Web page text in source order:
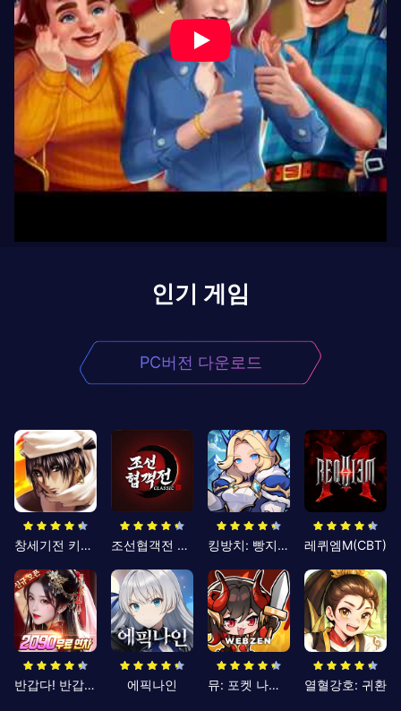
인기 게임
PC버전 다운로드
창세기전 키우기 조선협객전 클래식 킹방치: 빵지의 제왕 레퀴엠M(CBT)
반갑다! 반갑삼국지 에픽나인 뮤: 포켓 나이츠 열혈강호: 귀환